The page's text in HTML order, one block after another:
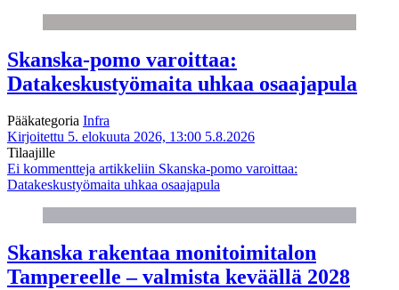
Skanska-pomo varoittaa:
Datakeskustyömaita uhkaa osaajapula
Pääkategoria Infra
Kirjoitettu 5. elokuuta 2026, 13:00 5.8.2026
Tilaajille
Ei kommentteja artikkeliin Skanska-pomo varoittaa:
Datakeskustyömaita uhkaa osaajapula
Skanska rakentaa monitoimitalon
Tampereelle – valmista keväällä 2028